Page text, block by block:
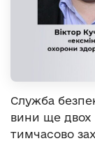
Служба
вини ще двох
тимчасово